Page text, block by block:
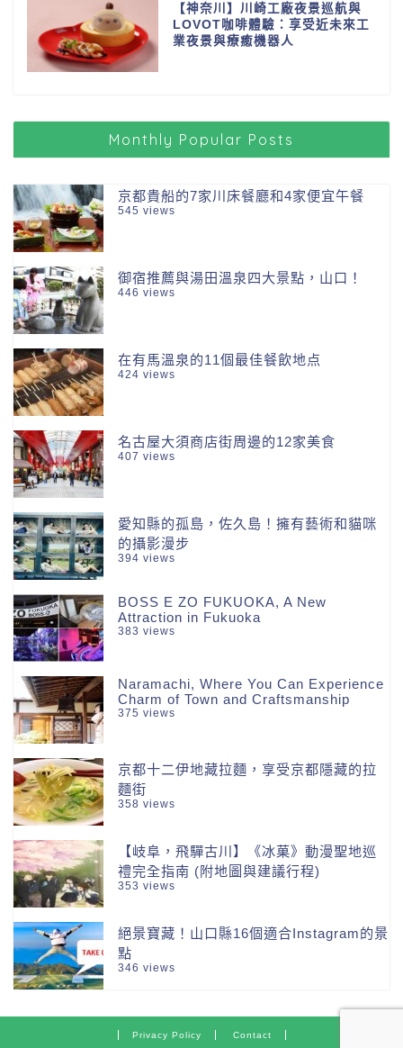
【神奈川】川崎工廠夜景巡航與
LOVOT咖啡體驗：享受近未來工
業夜景與療癒機器人
Monthly Popular Posts
京都貴船的7家川床餐廳和4家便宜午餐
545 views
御宿推薦與湯田溫泉四大景點，山口！
446 views
在有馬溫泉的11個最佳餐飲地点
424 views
名古屋大須商店街周邊的12家美食
407 views
愛知縣的孤島，佐久島！擁有藝術和貓咪
的攝影漫步
394 views
BOSS E ZO FUKUOKA, A New
Attraction in Fukuoka
383 views
Naramachi, Where You Can Experience
Charm of Town and Craftsmanship
375 views
京都十二伊地藏拉麵，享受京都隱藏的拉
麵街
358 views
【岐阜，飛驒古川】《冰菓》動漫聖地巡
禮完全指南 (附地圖與建議行程)
353 views
絕景寶藏！山口縣16個適合Instagram的景
點
346 views
Privacy Policy Contact